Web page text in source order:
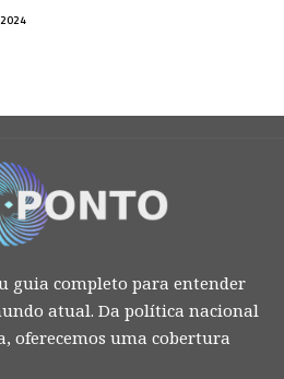
2024
guia completo para entender
atual. Da política nacional
oferecemos uma cobertura